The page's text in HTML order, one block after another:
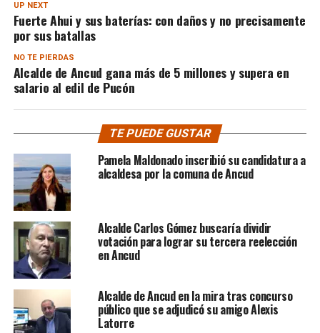
UP NEXT
Fuerte Ahui y sus baterías: con daños y no precisamente
por sus batallas
NO TE PIERDAS
Alcalde de Ancud gana más de 5 millones y supera en
salario al edil de Pucón
TE PUEDE GUSTAR
Pamela Maldonado inscribió su candidatura a
alcaldesa por la comuna de Ancud
Alcalde Carlos Gómez buscaría dividir
votación para lograr su tercera reelección
en Ancud
Alcalde de Ancud en la mira tras concurso
público que se adjudicó su amigo Alexis
Latorre